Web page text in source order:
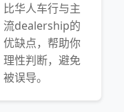
比华人车行与主
流dealership的
优缺点，帮助你
理性判断，避免
被误导。